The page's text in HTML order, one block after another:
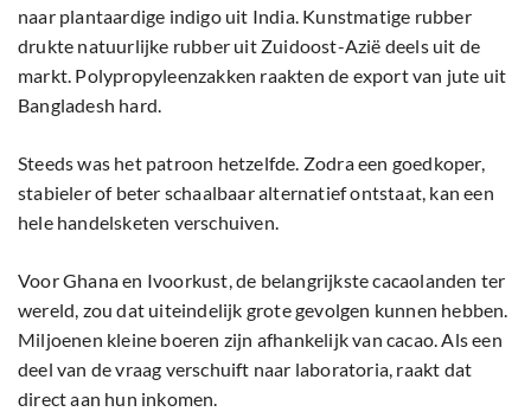
naar plantaardige indigo uit India. Kunstmatige rubber
drukte natuurlijke rubber uit Zuidoost-Azië deels uit de
markt. Polypropyleenzakken raakten de export van jute uit
Bangladesh hard.
Steeds was het patroon hetzelfde. Zodra een goedkoper,
stabieler of beter schaalbaar alternatief ontstaat, kan een
hele handelsketen verschuiven.
Voor Ghana en Ivoorkust, de belangrijkste cacaolanden ter
wereld, zou dat uiteindelijk grote gevolgen kunnen hebben.
Miljoenen kleine boeren zijn afhankelijk van cacao. Als een
deel van de vraag verschuift naar laboratoria, raakt dat
direct aan hun inkomen.